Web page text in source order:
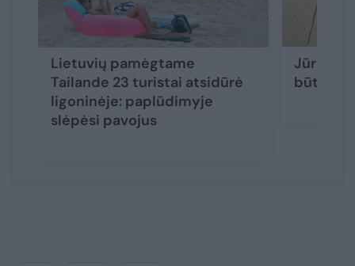
Lietuvių pamėgtame
Tailande 23 turistai atsidūrė
ligoninėje: paplūdimyje
slėpėsi pavojus
Jūra į